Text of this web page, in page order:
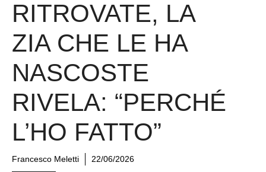
RITROVATE, LA
ZIA CHE LE HA
NASCOSTE
RIVELA: “PERCHÉ
L’HO FATTO”
Francesco Meletti 22/06/2026